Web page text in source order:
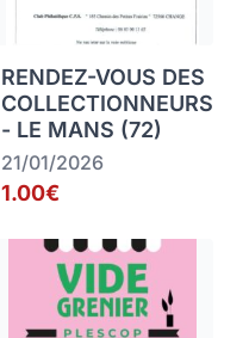
RENDEZ-VOUS DES
COLLECTIONNEURS
- LE MANS (72)
21/01/2026
1.00€